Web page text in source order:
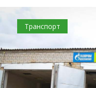
Транспорт